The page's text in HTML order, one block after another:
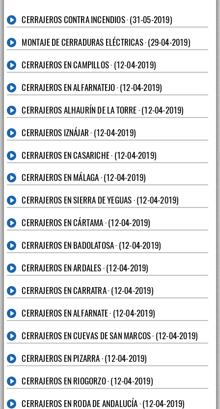
CERRAJEROS CONTRA INCENDIOS · (31-05-2019)
MONTAJE DE CERRADURAS ELÉCTRICAS · (29-04-2019)
CERRAJEROS EN CAMPILLOS · (12-04-2019)
CERRAJEROS EN ALFARNATEJO · (12-04-2019)
CERRAJEROS ALHAURÍN DE LA TORRE · (12-04-2019)
CERRAJEROS IZNÁJAR · (12-04-2019)
CERRAJEROS EN CASARICHE · (12-04-2019)
CERRAJEROS EN MÁLAGA · (12-04-2019)
CERRAJEROS EN SIERRA DE YEGUAS · (12-04-2019)
CERRAJEROS EN CÁRTAMA · (12-04-2019)
CERRAJEROS EN BADOLATOSA · (12-04-2019)
CERRAJEROS EN ARDALES · (12-04-2019)
CERRAJEROS EN CARRATRA · (12-04-2019)
CERRAJEROS EN ALFARNATE · (12-04-2019)
CERRAJEROS EN CUEVAS DE SAN MARCOS · (12-04-2019)
CERRAJEROS EN PIZARRA · (12-04-2019)
CERRAJEROS EN RIOGORZO · (12-04-2019)
CERRAJEROS EN RODA DE ANDALUCÍA · (12-04-2019)